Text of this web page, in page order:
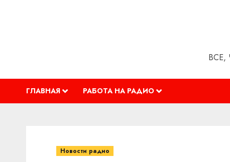
ВСЕ,
ГЛАВНАЯ РАБОТА НА РАДИО
Новости радио